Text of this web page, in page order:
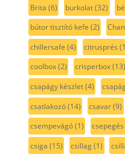
Brita (6) burkolat(32)
bútor tisztító kefe (2)
chillersafe (4) citrusprés
coolbox(2) crisperbox(13)
csapágy készlet(4)
csatlakozó(14) csavar(9)
csempevágó(1)
csiga (15) csillag(1)